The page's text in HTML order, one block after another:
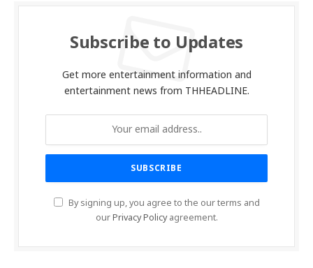
Subscribe to Updates
Get more entertainment information and
entertainment news from THHEADLINE.
By signing up, you agree to the our terms and
ourPrivacy Policyagreement.